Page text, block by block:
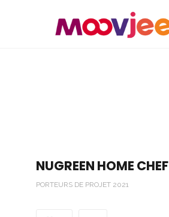
NUGREEN HOME CHEF
PORTEURS DE PROJET 2021